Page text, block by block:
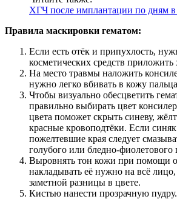
ХГЧ после имплантации по дням
Правила маскировки гематом:
Если есть отёк и припухлость,
косметических средств приложить
На место травмы наложить
нужно легко вбивать в кожу
Чтобы визуально обесцветить
правильно выбирать цвет
цвета поможет скрыть синеву,
красные кровоподтёки. Если синяк
пожелтевшие края следует
голубого или бледно-фиолетового
Выровнять тон кожи при помощи
накладывать её нужно на всё
заметной разницы в цвете.
Кистью нанести прозрачную пудру.